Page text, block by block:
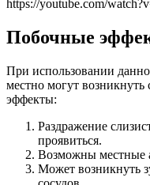
https://youtube.com/
Побочные
При использовании
местно могут
эффекты:
Раздражение
проявиться.
Возможны местные
Может возникнуть